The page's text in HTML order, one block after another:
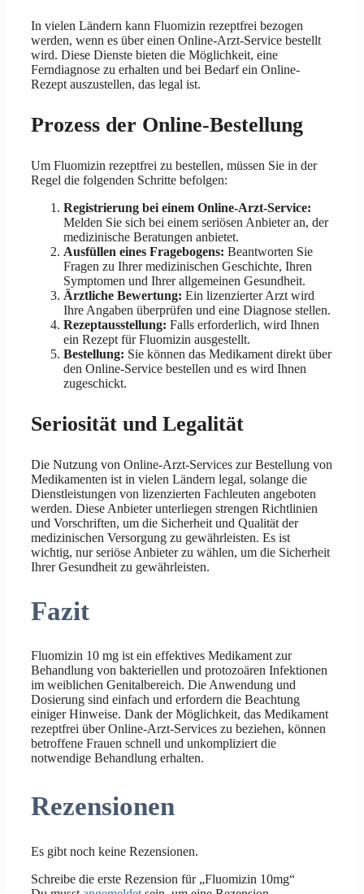
In vielen Ländern kann Fluomizin rezeptfrei bezogen
werden, wenn es über einen Online-Arzt-Service bestellt
wird. Diese Dienste bieten die Möglichkeit, eine
Ferndiagnose zu erhalten und bei Bedarf ein Online-
Rezept auszustellen, das legal ist.
Prozess der Online-Bestellung
Um Fluomizin rezeptfrei zu bestellen, müssen Sie in der
Regel die folgenden Schritte befolgen:
Registrierung bei einem Online-Arzt-Service:
Melden Sie sich bei einem seriösen Anbieter an, der
medizinische Beratungen anbietet.
Ausfüllen eines Fragebogens: Beantworten Sie
Fragen zu Ihrer medizinischen Geschichte, Ihren
Symptomen und Ihrer allgemeinen Gesundheit.
Ärztliche Bewertung: Ein lizenzierter Arzt wird
Ihre Angaben überprüfen und eine Diagnose stellen.
Rezeptausstellung: Falls erforderlich, wird Ihnen
ein Rezept für Fluomizin ausgestellt.
Bestellung: Sie können das Medikament direkt über
den Online-Service bestellen und es wird Ihnen
zugeschickt.
Seriosität und Legalität
Die Nutzung von Online-Arzt-Services zur Bestellung von
Medikamenten ist in vielen Ländern legal, solange die
Dienstleistungen von lizenzierten Fachleuten angeboten
werden. Diese Anbieter unterliegen strengen Richtlinien
und Vorschriften, um die Sicherheit und Qualität der
medizinischen Versorgung zu gewährleisten. Es ist
wichtig, nur seriöse Anbieter zu wählen, um die Sicherheit
Ihrer Gesundheit zu gewährleisten.
Fazit
Fluomizin 10 mg ist ein effektives Medikament zur
Behandlung von bakteriellen und protozoären Infektionen
im weiblichen Genitalbereich. Die Anwendung und
Dosierung sind einfach und erfordern die Beachtung
einiger Hinweise. Dank der Möglichkeit, das Medikament
rezeptfrei über Online-Arzt-Services zu beziehen, können
betroffene Frauen schnell und unkompliziert die
notwendige Behandlung erhalten.
Rezensionen
Es gibt noch keine Rezensionen.
Schreibe die erste Rezension für „Fluomizin 10mg“